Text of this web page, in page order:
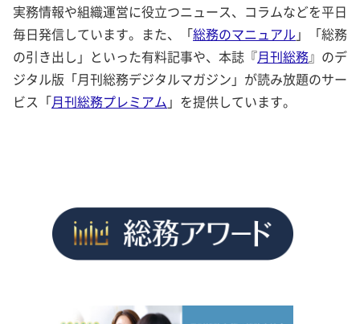
実務情報や組織運営に役立つニュース、コラムなどを平日
毎日発信しています。また、「総務のマニュアル 」「総務
の引き出し」といった有料記事や、本誌『月刊総務』のデ
ジタル版「月刊総務デジタルマガジン」が読み放題のサー
ビス「月刊総務プレミアム 」を提供しています。